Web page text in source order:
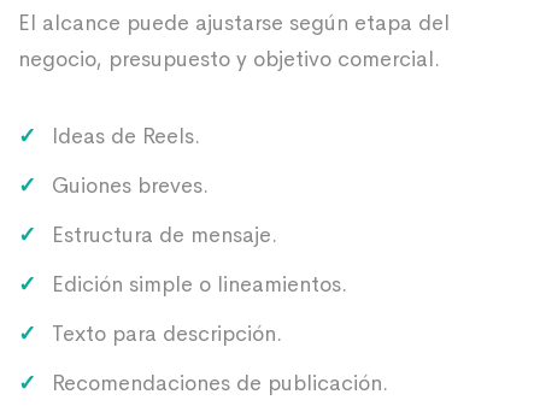
El alcance puede ajustarse según etapa del
negocio, presupuesto y objetivo comercial.
Ideas de Reels.
Guiones breves.
Estructura de mensaje.
Edición simple o lineamientos.
Texto para descripción.
Recomendaciones de publicación.